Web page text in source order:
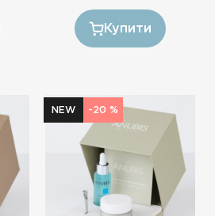
Купити
-20 %
NEW